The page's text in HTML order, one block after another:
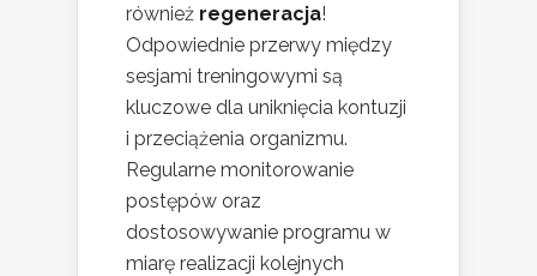
również regeneracja!
Odpowiednie przerwy między
sesjami treningowymi są
kluczowe dla uniknięcia kontuzji
i przeciążenia organizmu.
Regularne monitorowanie
postępów oraz
dostosowywanie programu w
miarę realizacji kolejnych